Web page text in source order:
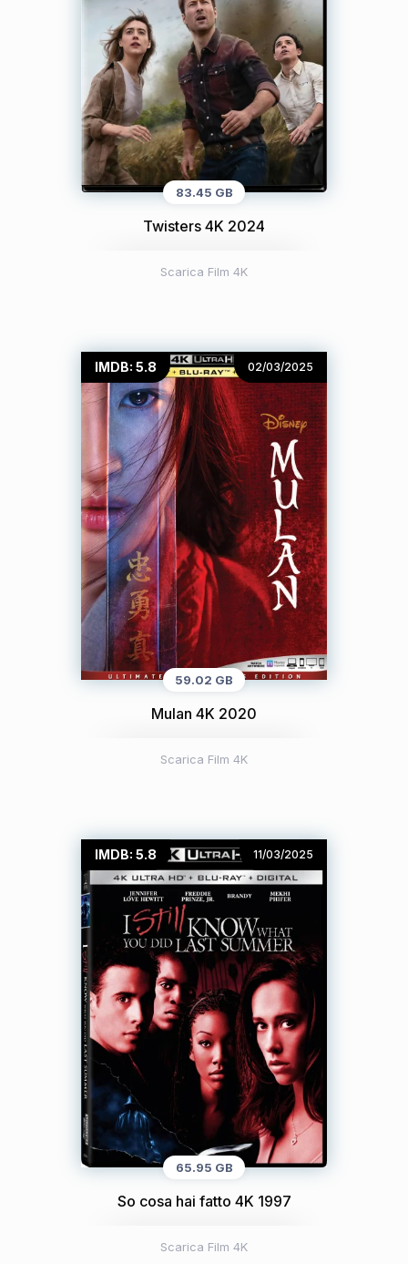
83.45 GB
Twisters 4K 2024
Scarica Film 4K
IMDB: 5.8 02/03/2025
59.02 GB
Mulan 4K 2020
Scarica Film 4K
IMDB: 5.8 11/03/2025
65.95 GB
So cosa hai fatto 4K 1997
Scarica Film 4K